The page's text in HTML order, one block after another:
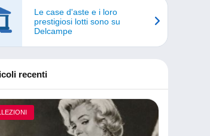
Le case d'aste e i loro
prestigiosi lotti sono su
Delcampe
recenti